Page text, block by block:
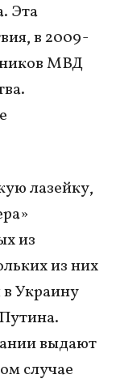
Эта
в 2009-
МВД
лазейку,
из
из них
в Украину
выдают
случае